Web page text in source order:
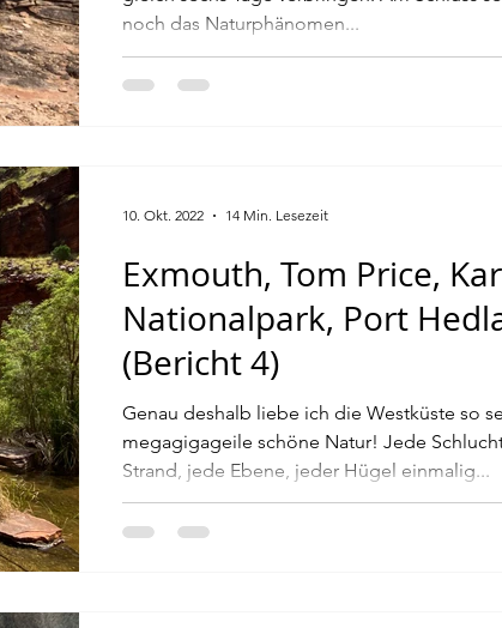
noch das Naturphänomen...
Exmouth, Tom Price,
Nationalpark, Port
(Bericht 4)
Genau deshalb liebe ich die Westküste so
megagigageile schöne Natur! Jede
Strand, jede Ebene, jeder Hügel einmalig...
10. Okt. 2022 14 Min. Lesezeit